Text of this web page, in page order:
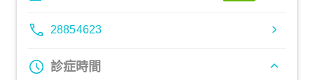
28854623
診症時間